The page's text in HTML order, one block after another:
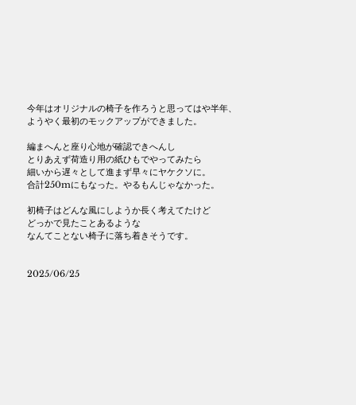
今年はオリジナルの椅子を作ろうと思ってはや半年、
ようやく最初のモックアップができました。
編まへんと座り心地が確認できへんし
とりあえず荷造り用の紙ひもでやってみたら
細いから遅々として進まず早々にヤケクソに。
合計250mにもなった。やるもんじゃなかった。
初椅子はどんな風にしようか長く考えてたけど
どっかで見たことあるような
なんてことない椅子に落ち着きそうです。
2025/06/25